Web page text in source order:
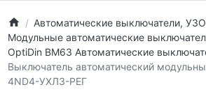
Автоматические выключатели, УЗО
Модульные автоматические
OptiDin ВМ63 Автоматические
Выключатель автоматический
4ND4-УХЛ3-РЕГ